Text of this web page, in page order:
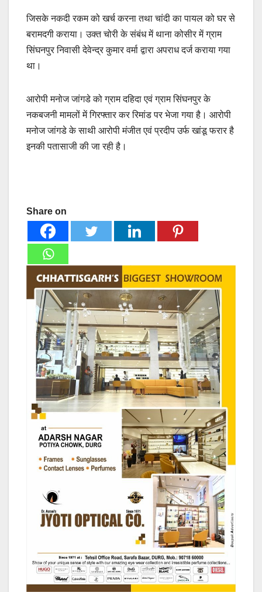
जिसके नकदी रकम को खर्च करना तथा चांदी का पायल को घर से
बरामदगी कराया। उक्त चोरी के संबंध में थाना कोसीर में ग्राम
सिंघनपुर निवासी देवेन्द्र कुमार वर्मा द्वारा अपराध दर्ज कराया गया
था।
आरोपी मनोज जांगडे को ग्राम दहिदा एवं ग्राम सिंघनपुर के
नकबजनी मामलों में गिरफ्तार कर रिमांड पर भेजा गया है। आरोपी
मनोज जांगडे के साथी आरोपी मंजीत एवं प्रदीप उर्फ खांडू फरार है
इनकी पतासाजी की जा रही है।
Share on